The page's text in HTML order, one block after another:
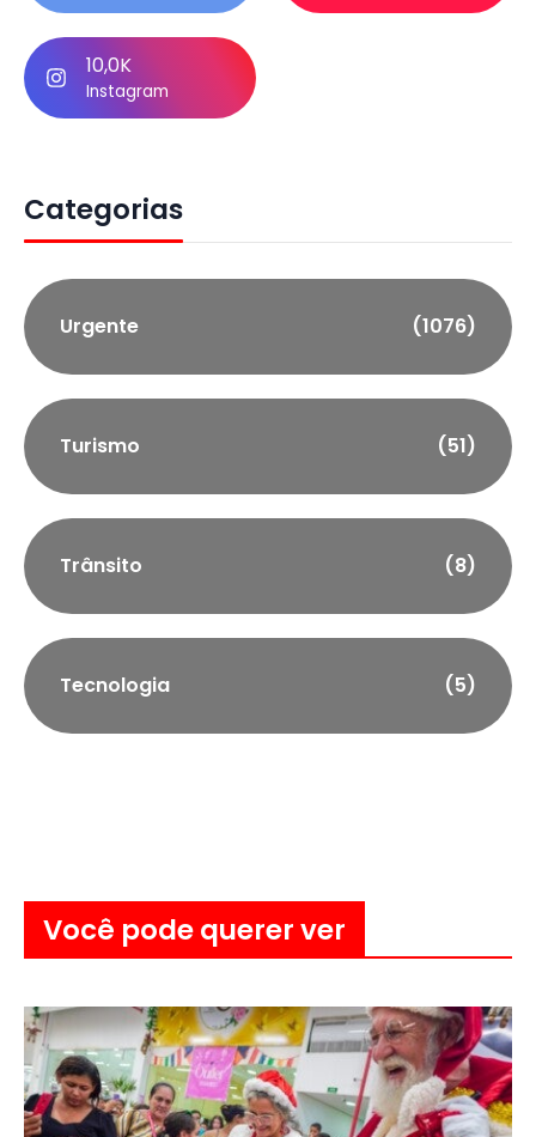
10,0K
Instagram
Categorias
Urgente (1076)
Turismo (51)
Trânsito (8)
Tecnologia (5)
Você pode querer ver